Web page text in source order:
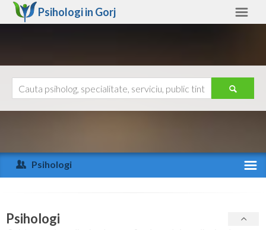
Psihologi in Gorj
Arad
Arges
Bihor
Ajutor
Psihologi
Specialitati
Psihologi